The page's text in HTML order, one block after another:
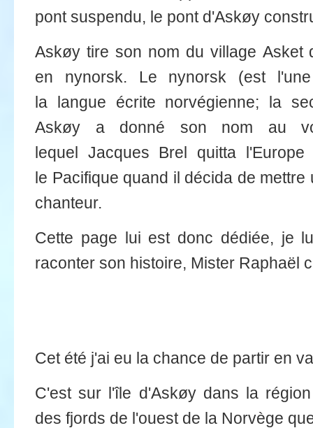
pont suspendu, le pont d'Askøy
Askøy tire son nom du village Asket
en nynorsk. Le nynorsk (est
la langue écrite norvégienne; la
Askøy a donné son nom au
lequel Jacques Brel quitta
le Pacifique quand il décida de
chanteur.
Cette page lui est donc dédiée, je
raconter son histoire, Mister Raphaël
Cet été j'ai eu la chance de partir en
C'est sur l'île d'Askøy dans la
des fjords de l'ouest de la Norvège